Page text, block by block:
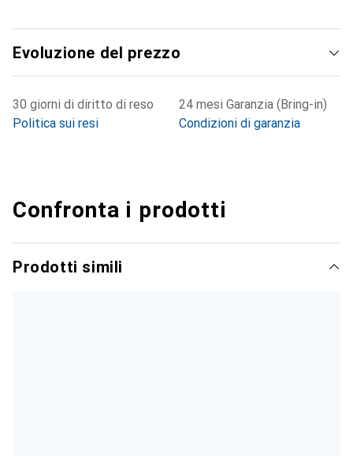
Evoluzione del prezzo
30 giorni di diritto di reso
Politica sui resi
24 mesi Garanzia (Bring-in)
Condizioni di garanzia
Confronta i prodotti
Prodotti simili